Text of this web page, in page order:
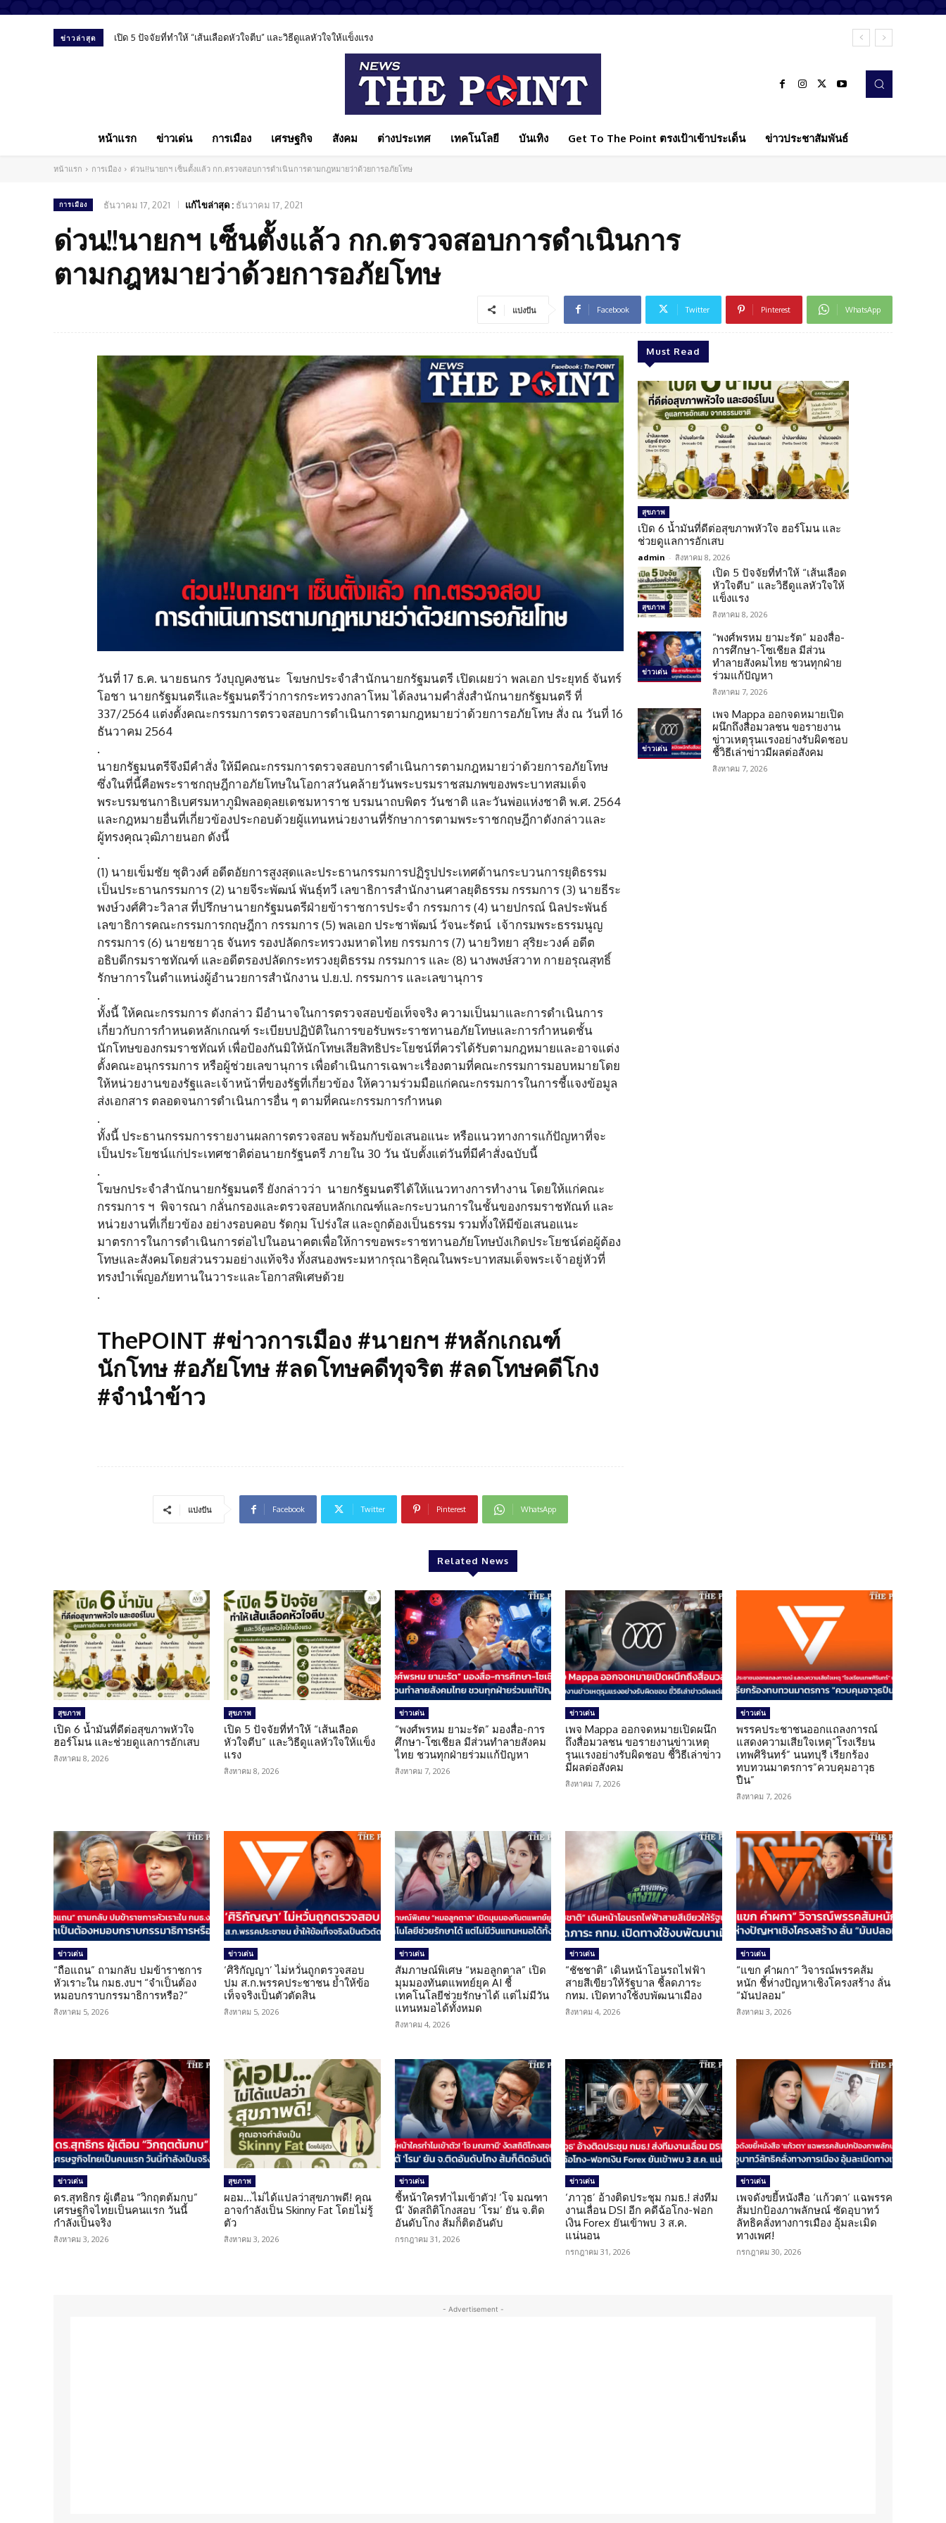
ข่าวล่าสุด เปิด 5 ปัจจัยที่ทำให้ “เส้นเลือดหัวใจตีบ” และวิธีดูแลหัวใจให้แข็งแรง
หน้าแรก ข่าวเด่น การเมือง เศรษฐกิจ สังคม ต่างประเทศ เทคโนโลยี บันเทิง Get To The Point ตรงเป้าเข้าประเด็น ข่าวประชาสัมพันธ์
หน้าแรก การเมือง ด่วน!!นายกฯ เซ็นตั้งแล้ว กก.ตรวจสอบการดำเนินการตามกฎหมายว่าด้วยการอภัยโทษ
การเมือง ธันวาคม 17, 2021 แก้ไขล่าสุด : ธันวาคม 17, 2021
ด่วน!!นายกฯ เซ็นตั้งแล้ว กก.ตรวจสอบการดำเนินการ
ตามกฎหมายว่าด้วยการอภัยโทษ
แบ่งปัน Facebook Twitter Pinterest WhatsApp
วันที่ 17 ธ.ค. นายธนกร วังบุญคงชนะ โฆษกประจำสำนักนายกรัฐมนตรี เปิดเผยว่า พลเอก ประยุทธ์ จันทร์
โอชา นายกรัฐมนตรีและรัฐมนตรีว่าการกระทรวงกลาโหม ได้ลงนามคำสั่งสำนักนายกรัฐมนตรี ที่
337/2564 แต่งตั้งคณะกรรมการตรวจสอบการดำเนินการตามกฎหมายว่าด้วยการอภัยโทษ สั่ง ณ วันที่ 16
ธันวาคม 2564
.
นายกรัฐมนตรีจึงมีคำสั่ง ให้มีคณะกรรมการตรวจสอบการดำเนินการตามกฎหมายว่าด้วยการอภัยโทษ
ซึ่งในที่นี้คือพระราชกฤษฎีกาอภัยโทษในโอกาสวันคล้ายวันพระบรมราชสมภพของพระบาทสมเด็จ
พระบรมชนกาธิเบศรมหาภูมิพลอดุลยเดชมหาราช บรมนาถบพิตร วันชาติ และวันพ่อแห่งชาติ พ.ศ. 2564
และกฎหมายอื่นที่เกี่ยวข้องประกอบด้วยผู้แทนหน่วยงานที่รักษาการตามพระราชกฤษฎีกาดังกล่าวและ
ผู้ทรงคุณวุฒิภายนอก ดังนี้
.
(1) นายเข็มชัย ชุติวงศ์ อดีตอัยการสูงสุดและประธานกรรมการปฏิรูปประเทศด้านกระบวนการยุติธรรม
เป็นประธานกรรมการ (2) นายจีระพัฒน์ พันธุ์ทวี เลขาธิการสำนักงานศาลยุติธรรม กรรมการ (3) นายธีระ
พงษ์วงศ์ศิวะวิลาส ที่ปรึกษานายกรัฐมนตรีฝ่ายข้าราชการประจำ กรรมการ (4) นายปกรณ์ นิลประพันธ์
เลขาธิการคณะกรรมการกฤษฎีกา กรรมการ (5) พลเอก ประชาพัฒน์ วัจนะรัตน์ เจ้ากรมพระธรรมนูญ
กรรมการ (6) นายชยาวุธ จันทร รองปลัดกระทรวงมหาดไทย กรรมการ (7) นายวิทยา สุริยะวงค์ อดีต
อธิบดีกรมราชทัณฑ์ และอดีตรองปลัดกระทรวงยุติธรรม กรรมการ และ (8) นางพงษ์สวาท กายอรุณสุทธิ์
รักษาการในตำแหน่งผู้อำนวยการสำนักงาน ป.ย.ป. กรรมการ และเลขานุการ
.
ทั้งนี้ ให้คณะกรรมการ ดังกล่าว มีอำนาจในการตรวจสอบข้อเท็จจริง ความเป็นมาและการดำเนินการ
เกี่ยวกับการกำหนดหลักเกณฑ์ ระเบียบปฏิบัติในการขอรับพระราชทานอภัยโทษและการกำหนดชั้น
นักโทษของกรมราชทัณท์ เพื่อป้องกันมิให้นักโทษเสียสิทธิประโยชน์ที่ควรได้รับตามกฎหมายและอาจแต่ง
ตั้งคณะอนุกรรมการ หรือผู้ช่วยเลขานุการ เพื่อดำเนินการเฉพาะเรื่องตามที่คณะกรรมการมอบหมายโดย
ให้หน่วยงานของรัฐและเจ้าหน้าที่ของรัฐที่เกี่ยวข้อง ให้ความร่วมมือแก่คณะกรรมการในการชี้แจงข้อมูล
ส่งเอกสาร ตลอดจนการดำเนินการอื่น ๆ ตามที่คณะกรรมการกำหนด
.
ทั้งนี้ ประธานกรรมการรายงานผลการตรวจสอบ พร้อมกับข้อเสนอแนะ หรือแนวทางการแก้ปัญหาที่จะ
เป็นประโยชน์แก่ประเทศชาติต่อนายกรัฐนตรี ภายใน 30 วัน นับตั้งแต่วันที่มีคำสั่งฉบับนี้
.
โฆษกประจำสำนักนายกรัฐมนตรี ยังกล่าวว่า นายกรัฐมนตรีได้ให้แนวทางการทำงาน โดยให้แก่คณะ
กรรมการ ฯ พิจารณา กลั่นกรองและตรวจสอบหลักเกณฑ์และกระบวนการในชั้นของกรมราชทัณท์ และ
หน่วยงานที่เกี่ยวข้อง อย่างรอบคอบ รัดกุม โปร่งใส และถูกต้องเป็นธรรม รวมทั้งให้มีข้อเสนอแนะ
มาตรการในการดำเนินการต่อไปในอนาคตเพื่อให้การขอพระราชทานอภัยโทษบังเกิดประโยชน์ต่อผู้ต้อง
โทษและสังคมโดยส่วนรวมอย่างแท้จริง ทั้งสนองพระมหากรุณาธิคุณในพระบาทสมเด็จพระเจ้าอยู่หัวที่
ทรงบำเพ็ญอภัยทานในวาระและโอกาสพิเศษด้วย
.
ThePOINT #ข่าวการเมือง #นายกฯ #หลักเกณฑ์
นักโทษ #อภัยโทษ #ลดโทษคดีทุจริต #ลดโทษคดีโกง
#จำนำข้าว
แบ่งปัน Facebook Twitter Pinterest WhatsApp
Must Read
สุขภาพ
เปิด 6 น้ำมันที่ดีต่อสุขภาพหัวใจ ฮอร์โมน และ
ช่วยดูแลการอักเสบ
admin - สิงหาคม 8, 2026
สุขภาพ
เปิด 5 ปัจจัยที่ทำให้ “เส้นเลือด
หัวใจตีบ” และวิธีดูแลหัวใจให้
แข็งแรง
สิงหาคม 8, 2026
ข่าวเด่น
“พงศ์พรหม ยามะรัต” มองสื่อ-
การศึกษา-โซเชียล มีส่วน
ทำลายสังคมไทย ชวนทุกฝ่าย
ร่วมแก้ปัญหา
สิงหาคม 7, 2026
ข่าวเด่น
เพจ Mappa ออกจดหมายเปิด
ผนึกถึงสื่อมวลชน ขอรายงาน
ข่าวเหตุรุนแรงอย่างรับผิดชอบ
ชี้วิธีเล่าข่าวมีผลต่อสังคม
สิงหาคม 7, 2026
Related News
สุขภาพ
เปิด 6 น้ำมันที่ดีต่อสุขภาพหัวใจ
ฮอร์โมน และช่วยดูแลการอักเสบ
สิงหาคม 8, 2026
สุขภาพ
เปิด 5 ปัจจัยที่ทำให้ “เส้นเลือด
หัวใจตีบ” และวิธีดูแลหัวใจให้แข็ง
แรง
สิงหาคม 8, 2026
ข่าวเด่น
“พงศ์พรหม ยามะรัต” มองสื่อ-การ
ศึกษา-โซเชียล มีส่วนทำลายสังคม
ไทย ชวนทุกฝ่ายร่วมแก้ปัญหา
สิงหาคม 7, 2026
ข่าวเด่น
เพจ Mappa ออกจดหมายเปิดผนึก
ถึงสื่อมวลชน ขอรายงานข่าวเหตุ
รุนแรงอย่างรับผิดชอบ ชี้วิธีเล่าข่าว
มีผลต่อสังคม
สิงหาคม 7, 2026
ข่าวเด่น
พรรคประชาชนออกแถลงการณ์
แสดงความเสียใจเหตุ”โรงเรียน
เทพศิรินทร์” นนทบุรี เรียกร้อง
ทบทวนมาตรการ”ควบคุมอาวุธ
ปืน”
สิงหาคม 7, 2026
ข่าวเด่น
“ถือแถน” ถามกลับ ปมข้าราชการ
หัวเราะใน กมธ.งบฯ “จำเป็นต้อง
หมอบกราบกรรมาธิการหรือ?”
สิงหาคม 5, 2026
ข่าวเด่น
‘ศิริกัญญา’ ไม่หวั่นถูกตรวจสอบ
ปม ส.ก.พรรคประชาชน ย้ำให้ข้อ
เท็จจริงเป็นตัวตัดสิน
สิงหาคม 5, 2026
ข่าวเด่น
สัมภาษณ์พิเศษ “หมอลูกตาล” เปิด
มุมมองทันตแพทย์ยุค AI ชี้
เทคโนโลยีช่วยรักษาได้ แต่ไม่มีวัน
แทนหมอได้ทั้งหมด
สิงหาคม 4, 2026
ข่าวเด่น
“ชัชชาติ” เดินหน้าโอนรถไฟฟ้า
สายสีเขียวให้รัฐบาล ชี้ลดภาระ
กทม. เปิดทางใช้งบพัฒนาเมือง
สิงหาคม 4, 2026
ข่าวเด่น
“แขก คำผกา” วิจารณ์พรรคส้ม
หนัก ชี้ห่างปัญหาเชิงโครงสร้าง ลั่น
“มันปลอม”
สิงหาคม 3, 2026
ข่าวเด่น
ดร.สุทธิกร ผู้เตือน “วิกฤตต้มกบ”
เศรษฐกิจไทยเป็นคนแรก วันนี้
กำลังเป็นจริง
สิงหาคม 3, 2026
สุขภาพ
ผอม…ไม่ได้แปลว่าสุขภาพดี! คุณ
อาจกำลังเป็น Skinny Fat โดยไม่รู้
ตัว
สิงหาคม 3, 2026
ข่าวเด่น
ชี้หน้าใครทำไมเข้าตัว! ‘โจ มณฑา
นี’ งัดสถิติโกงสอบ ‘โรม’ ยัน จ.ติด
อันดับโกง ส้มก็ติดอันดับ
กรกฎาคม 31, 2026
ข่าวเด่น
‘ภาวุธ’ อ้างติดประชุม กมธ.! ส่งทีม
งานเลื่อน DSI อีก คดีฉ้อโกง-ฟอก
เงิน Forex ยันเข้าพบ 3 ส.ค.
แน่นอน
กรกฎาคม 31, 2026
ข่าวเด่น
เพจดังขยี้หนังสือ ‘แก้วตา’ แฉพรรค
ส้มปกป้องภาพลักษณ์ ซัดอุบาทว์
ลัทธิคลั่งทางการเมือง อุ้มละเมิด
ทางเพศ!
กรกฎาคม 30, 2026
- Advertisement -